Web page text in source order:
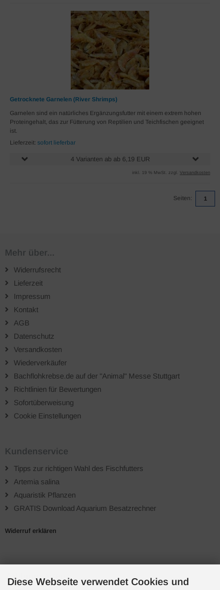
Getrocknete Garnelen (River Shrimps)
Garnelen sind ein natürliches Ergänzungsfutter mit einem extrem hohen
Proteingehalt, das zur Fütterung von Reptilien und Teichfischen geeignet
ist.
Lieferzeit: sofort lieferbar
4 Varianten ab ab 6,19 EUR
inkl. 19 % MwSt. zzgl. Versandkosten
Seiten: 1
Mehr über...
Widerrufsrecht
Lieferzeit
Impressum
Kontakt
AGB
Datenschutz
Versandkosten
Wiederverkäufer
Bachflohkrebse.de auf der "Animal" Messe Stuttgart
Richtlinien für Bewertungen
Sofortüberweisung
Cookie Einstellungen
Kundenservice
Tipps zur richtigen Wahl des Fischfutters
Artemia salina
Aquaristik Pflanzen
GRATIS Download Aquarium Besatzrechner
Widerruf erklären
Zahlungsarten
Diese Webseite verwendet Cookies und